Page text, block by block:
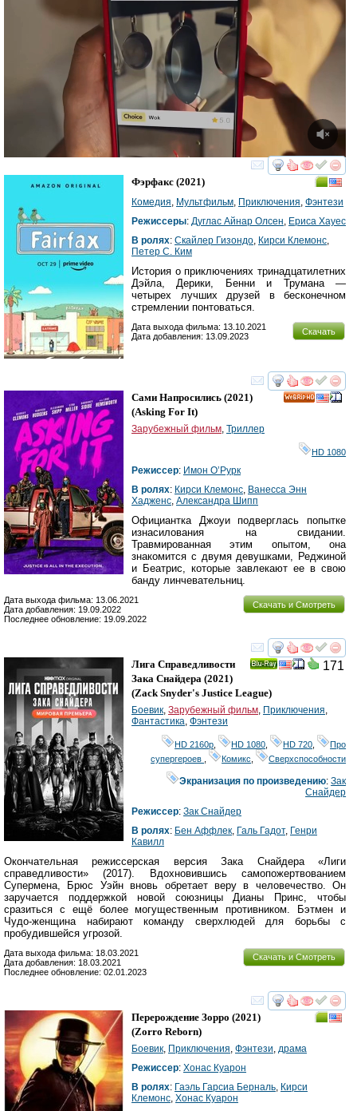
смотреть
Фэрфакс (2021)
Комедия, Мультфильм, Приключения, Фэнтези
Режиссеры: Дуглас Айнар Олсен, Ериcа Хаyес
В ролях: Скайлер Гизондо, Кирси Клемонс,
Петер С. Ким
История о приключениях тринадцатилетних
Дэйла, Дерики, Бенни и Трумана —
четырех лучших друзей в бесконечном
стремлении понтоваться.
Скачать
Дата выхода фильма: 13.10.2021
Дата добавления: 13.09.2023
смотреть
Сами Напросились (2021)
(Asking For It)
Зарубежный фильм, Триллер
HD 1080
Режиссер: Имон О’Рурк
В ролях: Кирси Клемонс, Ванесса Энн
Хадженс, Александра Шипп
Официантка Джоуи подверглась попытке
изнасилования на свидании.
Травмированная этим опытом, она
знакомится с двумя девушками, Реджиной
и Беатрис, которые завлекают ее в свою
банду линчевательниц.
Скачать и Смотреть
Дата выхода фильма: 13.06.2021
Дата добавления: 19.09.2022
Последнее обновление: 19.09.2022
смотреть
171
Лига Справедливости
Зака Снайдера (2021)
(Zack Snyder's Justice League)
Боевик, Зарубежный фильм, Приключения,
Фантастика, Фэнтези
HD 2160р HD 1080 HD 720
Про
супергероев
Комикс Сверхспособности
Экранизация по произведению:Зак
Снайдер
Режиссер: Зак Снайдер
В ролях: Бен Аффлек, Галь Гадот, Генри
Кавилл
Окончательная режиссерская версия Зака ​​Снайдера «Лиги
справедливости» (2017). Вдохновившись самопожертвованием
Супермена, Брюс Уэйн вновь обретает веру в человечество. Он
заручается поддержкой новой союзницы Дианы Принс, чтобы
сразиться с ещё более могущественным противником. Бэтмен и
Чудо-женщина набирают команду сверхлюдей для борьбы с
пробудившейся угрозой.
Скачать и Смотреть
Дата выхода фильма: 18.03.2021
Дата добавления: 18.03.2021
Последнее обновление: 02.01.2023
смотреть
Перерождение Зорро (2021)
(Zorro Reborn)
Боевик, Приключения, Фэнтези, драма
Режиссер: Хонас Куарон
В ролях: Гаэль Гарсиа Берналь, Кирси
Клемонс, Хонас Куарон